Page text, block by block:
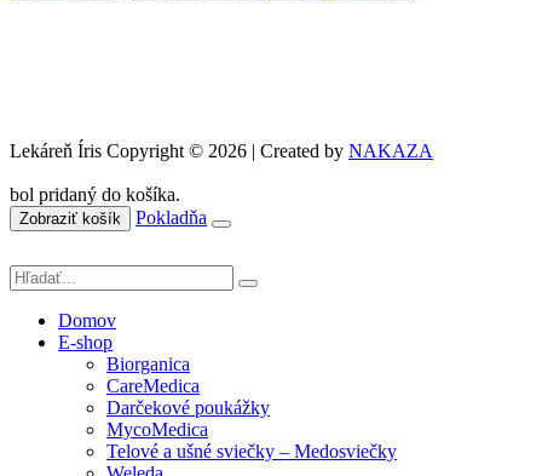
Lekáreň Íris Copyright © 2026 | Created by NAKAZA
bol pridaný do košíka.
Zobraziť košík Pokladňa
Domov
E-shop
Biorganica
CareMedica
Darčekové poukážky
MycoMedica
Telové a ušné sviečky – Medosviečky